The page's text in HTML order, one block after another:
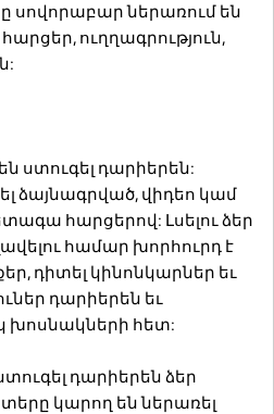
ներառում են
ուղղագրություն,
ստուգել դարիերեն:
ձայնագրված, վիդեո կամ
հարցերով: Լսելու ձեր
համար խորհուրդ է
դիտել կինոնկարներ եւ
դարիերեն եւ
խոսնակների հետ:
դարիերեն ձեր
կարող են ներառել